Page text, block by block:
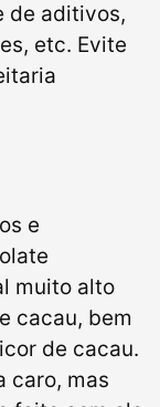
de aditivos,
etc. Evite
e
muito alto
cacau, bem
de cacau.
caro, mas